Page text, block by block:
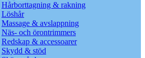
Hårborttagning & rakning
Löshår
Massage & avslappning
Näs- och örontrimmers
Redskap & accessoarer
Skydd & stöd